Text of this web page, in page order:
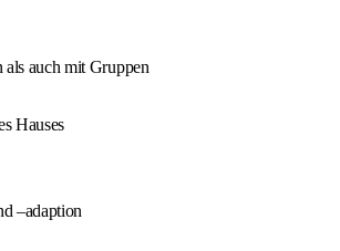
als auch mit Gruppen
Hauses
–adaption